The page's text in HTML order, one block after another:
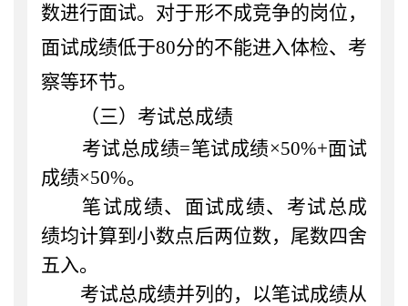
数进行面试。对于形不成竞争的岗位，
面试成绩低于80分的不能进入体检、考
察等环节。
（三）考试总成绩
考试总成绩=笔试成绩×50%+面试
成绩×50%。
笔试成绩、面试成绩、考试总成
绩均计算到小数点后两位数，尾数四舍
五入。
考试总成绩并列的，以笔试成绩从